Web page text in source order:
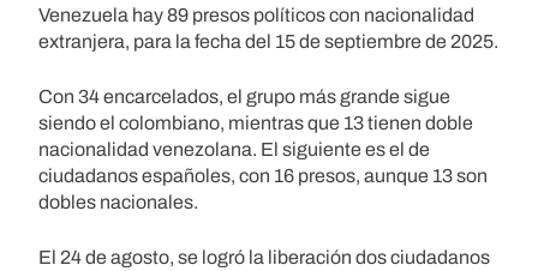
Venezuela hay 89 presos políticos con nacionalidad
extranjera, para la fecha del 15 de septiembre de 2025.
Con 34 encarcelados, el grupo más grande sigue
siendo el colombiano, mientras que 13 tienen doble
nacionalidad venezolana. El siguiente es el de
ciudadanos españoles, con 16 presos, aunque 13 son
dobles nacionales.
El 24 de agosto, se logró la liberación dos ciudadanos